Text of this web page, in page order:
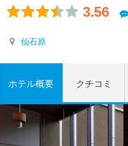
3.56
仙石原
ホテル概要 クチコミ